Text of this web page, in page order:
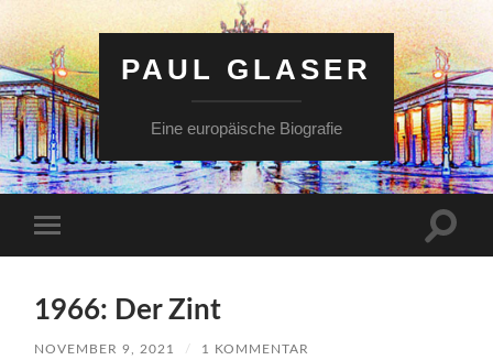
PAUL GLASER
Eine europäische Biografie
Menü
1966: Der Zint
NOVEMBER 9, 2021 / 1 KOMMENTAR